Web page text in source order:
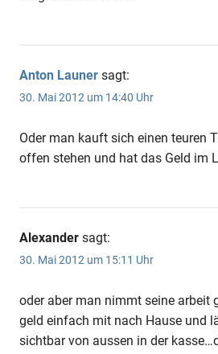
Anton Launer sagt:
30. Mai 2012 um 14:40 Uhr
Oder man kauft sich einen teuren
offen stehen und hat das Geld im
Alexander sagt:
30. Mai 2012 um 15:11 Uhr
oder aber man nimmt seine arbeit
geld einfach mit nach Hause und
sichtbar von aussen in der